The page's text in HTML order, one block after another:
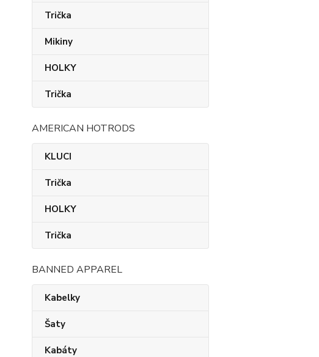
Trička
Mikiny
HOLKY
Trička
AMERICAN HOTRODS
KLUCI
Trička
HOLKY
Trička
BANNED APPAREL
Kabelky
Šaty
Kabáty